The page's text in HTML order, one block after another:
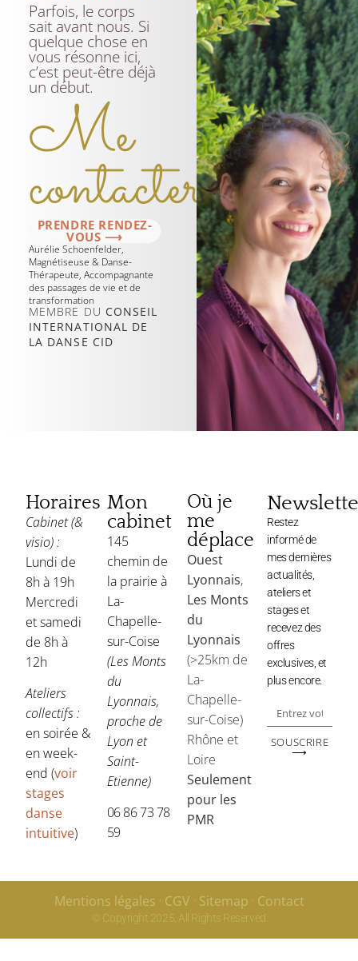
Parfois, le corps
sait avant nous. Si
quelque chose en
vous résonne ici,
c’est peut-être déjà
un début.
Me
contacter
PRENDRE RENDEZ-
VOUS ⟶
Aurélie Schoenfelder,
Magnétiseuse & Danse-
Thérapeute, Accompagnante
des passages de vie et de
transformation
MEMBRE DU CONSEIL
INTERNATIONAL DE
LA DANSE CID
Horaires
Cabinet (&
visio) :
Lundi de
8h à 19h
Mercredi
et samedi
de 8h à
12h
Ateliers
collectifs :
en soirée &
en week-
end (voir
stages
danse
intuitive)
Mon
cabinet
145
chemin de
la prairie à
La-
Chapelle-
sur-Coise
(Les Monts
du
Lyonnais,
proche de
Lyon et
Saint-
Etienne)
06 86 73 78
59
Où je
me
déplace
Ouest
Lyonnais,
Les Monts
du
Lyonnais
(>25km de
La-
Chapelle-
sur-Coise)
Rhône et
Loire
Seulement
pour les
PMR
Restez
informé de
mes dernières
actualités,
ateliers et
stages et
recevez des
offres
exclusives, et
plus encore.
SOUSCRIRE
⟶
Mentions légales CGV Sitemap Contact
© Copyright 2025, All Rights Reserved